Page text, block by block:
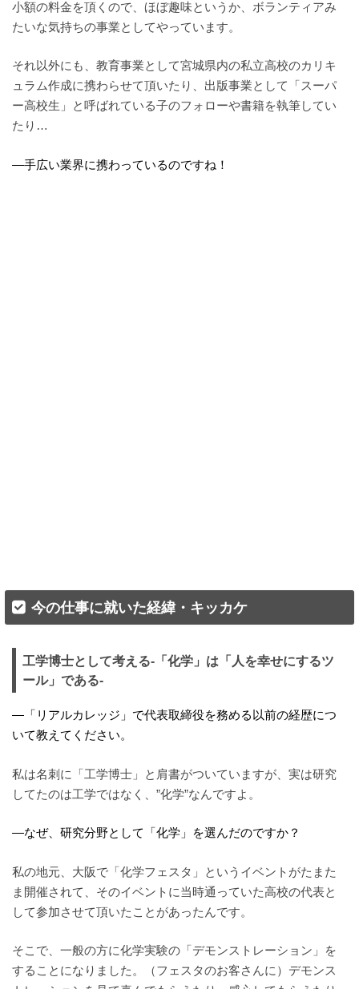
小額の料金を頂くので、ほぼ趣味というか、ボランティアみ
たいな気持ちの事業としてやっています。
それ以外にも、教育事業として宮城県内の私立高校のカリキ
ュラム作成に携わらせて頂いたり、出版事業として「スーパ
ー高校生」と呼ばれている子のフォローや書籍を執筆してい
たり…
—手広い業界に携わっているのですね！
今の仕事に就いた経緯・キッカケ
工学博士として考える-「化学」は「人を幸せにするツ
ール」である-
—「リアルカレッジ」で代表取締役を務める以前の経歴につ
いて教えてください。
私は名刺に「工学博士」と肩書がついていますが、実は研究
してたのは工学ではなく、”化学”なんですよ。
—なぜ、研究分野として「化学」を選んだのですか？
私の地元、大阪で「化学フェスタ」というイベントがたまた
ま開催されて、そのイベントに当時通っていた高校の代表と
して参加させて頂いたことがあったんです。
そこで、一般の方に化学実験の「デモンストレーション」を
することになりました。（フェスタのお客さんに）デモンス